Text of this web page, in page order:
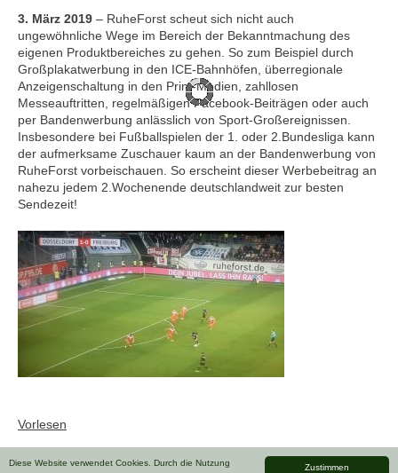
Zustimmen
Diese Website verwendet Cookies. Durch die Nutzung
3. März 2019 – RuheForst scheut sich nicht auch
ungewöhnliche Wege im Bereich der Bekanntmachung des
eigenen Produktbereiches zu gehen. So zum Beispiel durch
Großplakatwerbung in den ICE-Bahnhöfen, überregionale
Anzeigenschaltung in den Print-Medien, zahllosen
Messeauftritten, regelmäßigen Facebook-Beiträgen oder auch
per Bandenwerbung anlässlich von Sport-Großereignissen.
Insbesondere bei Fußballspielen der 1. oder 2.Bundesliga kann
der aufmerksame Zuschauer kaum an der Bandenwerbung von
RuheForst vorbeischauen. So erscheint dieser Werbebeitrag an
nahezu jedem 2.Wochenende deutschlandweit zur besten
Sendezeit!
Vorlesen